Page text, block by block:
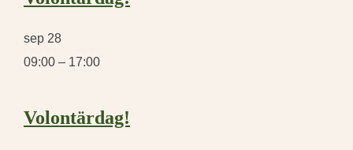
sep 28
09:00 – 17:00
Volontärdag!